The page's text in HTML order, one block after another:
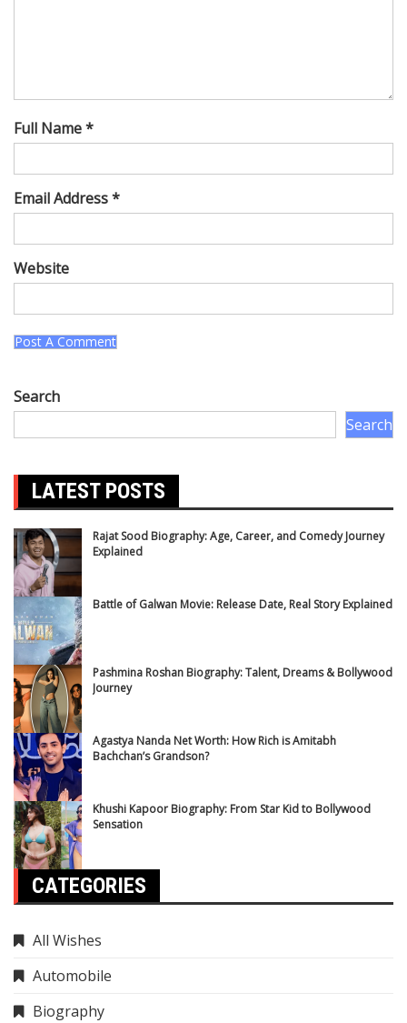
Full Name *
Email Address *
Website
Search
Search
LATEST POSTS
Rajat Sood Biography: Age, Career, and Comedy Journey
Explained
Battle of Galwan Movie: Release Date, Real Story Explained
Pashmina Roshan Biography: Talent, Dreams & Bollywood
Journey
Agastya Nanda Net Worth: How Rich is Amitabh
Bachchan’s Grandson?
Khushi Kapoor Biography: From Star Kid to Bollywood
Sensation
CATEGORIES
All Wishes
Automobile
Biography